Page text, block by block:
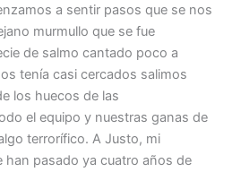
a sentir pasos que se nos
murmullo que se fue
de salmo cantado poco a
tenía casi cercados salimos
los huecos de las
el equipo y nuestras ganas de
terrorífico. A Justo, mi
han pasado ya cuatro años de